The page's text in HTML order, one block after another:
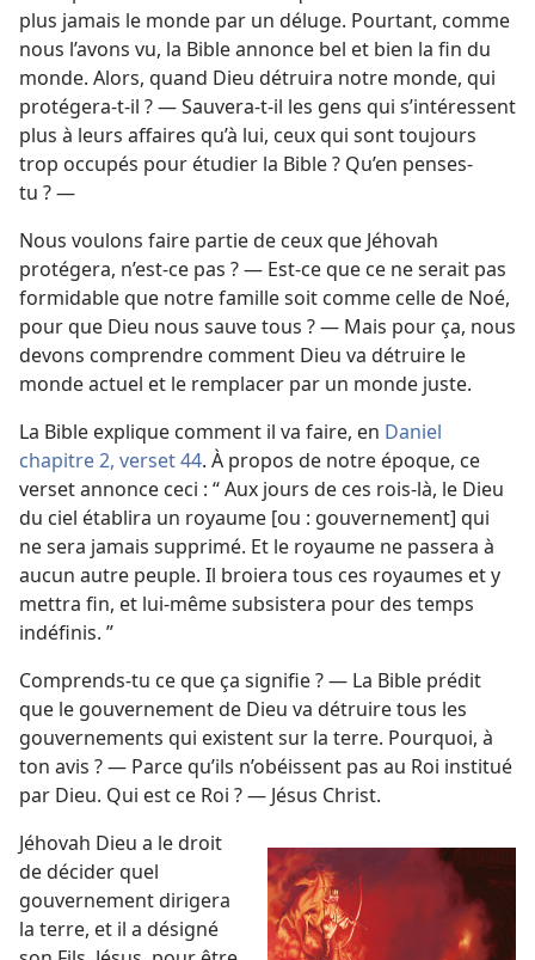
plus jamais le monde par un déluge. Pourtant, comme
nous l’avons vu, la Bible annonce bel et bien la fin du
monde. Alors, quand Dieu détruira notre monde, qui
protégera-​t-​il ? — Sauvera-​t-​il les gens qui s’intéressent
plus à leurs affaires qu’à lui, ceux qui sont toujours
trop occupés pour étudier la Bible ? Qu’en penses-​
tu ? —
Nous voulons faire partie de ceux que Jéhovah
protégera, n’est-​ce pas ? — Est-​ce que ce ne serait pas
formidable que notre famille soit comme celle de Noé,
pour que Dieu nous sauve tous ? — Mais pour ça, nous
devons comprendre comment Dieu va détruire le
monde actuel et le remplacer par un monde juste.
La Bible explique comment il va faire, en Daniel
chapitre 2, verset 44. À propos de notre époque, ce
verset annonce ceci : “ Aux jours de ces rois-​là, le Dieu
du ciel établira un royaume [ou : gouvernement] qui
ne sera jamais supprimé. Et le royaume ne passera à
aucun autre peuple. Il broiera tous ces royaumes et y
mettra fin, et lui-​même subsistera pour des temps
indéfinis. ”
Comprends-​tu ce que ça signifie ? — La Bible prédit
que le gouvernement de Dieu va détruire tous les
gouvernements qui existent sur la terre. Pourquoi, à
ton avis ? — Parce qu’ils n’obéissent pas au Roi institué
par Dieu. Qui est ce Roi ? — Jésus Christ.
Jéhovah Dieu a le droit
de décider quel
gouvernement dirigera
la terre, et il a désigné